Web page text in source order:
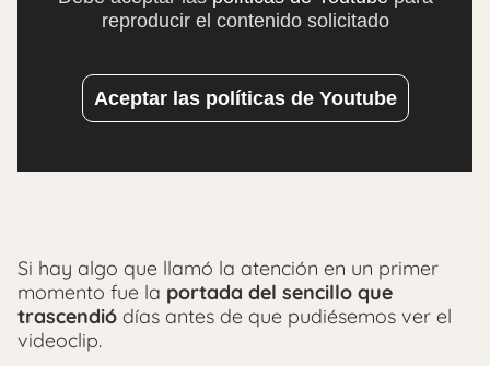
reproducir el contenido solicitado
Aceptar las políticas de Youtube
Si hay algo que llamó la atención en un primer
momento fue la portada del sencillo que
trascendió días antes de que pudiésemos ver el
videoclip.